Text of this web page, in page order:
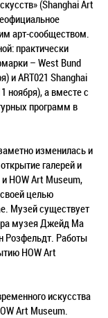
(Shanghai Art
арт-сообществом.
практически
– West Bund
и ART021 Shanghai
ноября), а вместе с
программ в
изменилась и
галерей и
HOW Art Museum,
целью
Музей существует
музея Джейд Ма
Розфельдт. Работы
HOW Art
искусства
Art Museum.